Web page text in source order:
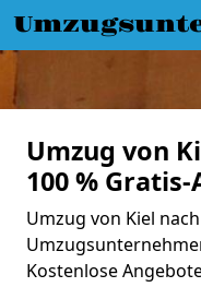
Umzug von
100 %
Umzug von Kiel
Kostenlose